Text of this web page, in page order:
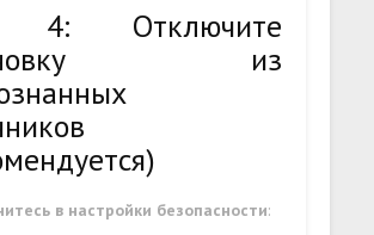
4: Отключите
из
в настройки безопасности: